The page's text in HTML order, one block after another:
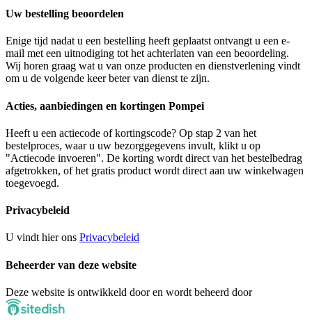
Uw bestelling beoordelen
Enige tijd nadat u een bestelling heeft geplaatst ontvangt u een e-
mail met een uitnodiging tot het achterlaten van een beoordeling.
Wij horen graag wat u van onze producten en dienstverlening vindt
om u de volgende keer beter van dienst te zijn.
Acties, aanbiedingen en kortingen Pompei
Heeft u een actiecode of kortingscode? Op stap 2 van het
bestelproces, waar u uw bezorggegevens invult, klikt u op
"Actiecode invoeren". De korting wordt direct van het bestelbedrag
afgetrokken, of het gratis product wordt direct aan uw winkelwagen
toegevoegd.
Privacybeleid
U vindt hier ons Privacybeleid
Beheerder van deze website
Deze website is ontwikkeld door en wordt beheerd door